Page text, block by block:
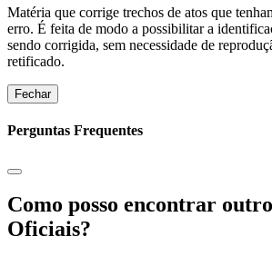
Matéria que corrige trechos de atos que
erro. É feita de modo a possibilitar a
sendo corrigida, sem necessidade de
retificado.
Fechar
Perguntas Frequentes
Como posso encontrar
Oficiais?